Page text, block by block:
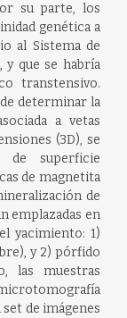
su parte, los
genética a
al Sistema de
y que se habría
transtensivo.
determinar la
a vetas
(3D), se
de superficie
de magnetita
de
emplazadas en
yacimiento: 1)
y 2) pórfido
las muestras
de imágenes